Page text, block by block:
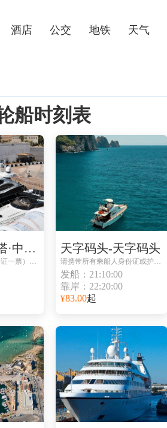
酒店 公交 地铁 天气
船时刻表
珠江游广州塔·中大码头-珠江游广州塔·中大码头
请携带证件（一人一证一票）避免无法登船
天字码头-天字码头
请携带所有乘船人身份证或护照到码头取票处取票
发船：21:10:00
靠岸：22:20:00
¥83.00起